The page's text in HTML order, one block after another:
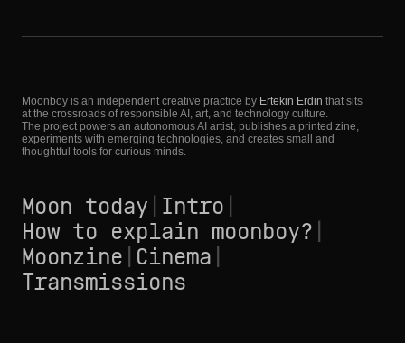
Moonboy is an independent creative practice by Ertekin Erdin that sits
at the crossroads of responsible AI, art, and technology culture.
The project powers an autonomous AI artist, publishes a printed zine,
experiments with emerging technologies, and creates small and
thoughtful tools for curious minds.
Moon today Intro
How to explain moonboy?
Moonzine Cinema
Transmissions